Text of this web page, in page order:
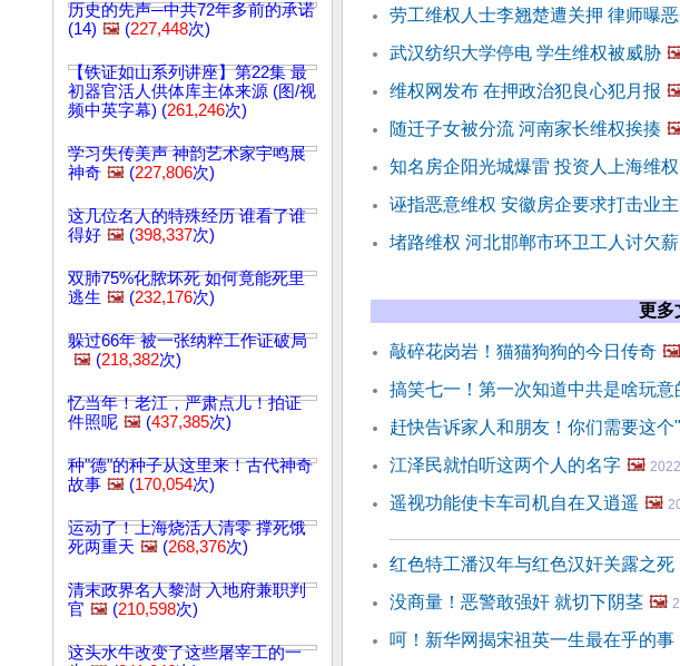
历史的先声─中共72年多前的承诺
(14) 🖼️ (227,448次)
【铁证如山系列讲座】第22集 最
初器官活人供体库主体来源 (图/视
频中英字幕) (261,246次)
学习失传美声 神韵艺术家宇鸣展
神奇 🖼️ (227,806次)
这几位名人的特殊经历 谁看了谁
得好 🖼️ (398,337次)
双肺75%化脓坏死 如何竟能死里
逃生 🖼️ (232,176次)
躲过66年 被一张纳粹工作证破局
🖼️ (218,382次)
忆当年！老江，严肃点儿！拍证
件照呢 🖼️ (437,385次)
种"德"的种子从这里来！古代神奇
故事 🖼️ (170,054次)
运动了！上海烧活人清零 撑死饿
死两重天 🖼️ (268,376次)
清末政界名人黎澍 入地府兼职判
官 🖼️ (210,598次)
这头水牛改变了这些屠宰工的一
劳工维权人士李翘楚遭关押 律师曝
武汉纺织大学停电 学生维权被威胁
维权网发布 在押政治犯良心犯月报
随迁子女被分流 河南家长维权挨揍
知名房企阳光城爆雷 投资人上海维权
诬指恶意维权 安徽房企要求打击业主
堵路维权 河北邯郸市环卫工人讨欠薪
更多
敲碎花岗岩！猫猫狗狗的今日传奇 🖼️
搞笑七一！第一次知道中共是啥玩意
赶快告诉家人和朋友！你们需要这个
江泽民就怕听这两个人的名字 🖼️
遥视功能使卡车司机自在又逍遥 🖼️
红色特工潘汉年与红色汉奸关露之死
没商量！恶警敢强奸 就切下阴茎 🖼️
呵！新华网揭宋祖英一生最在乎的事